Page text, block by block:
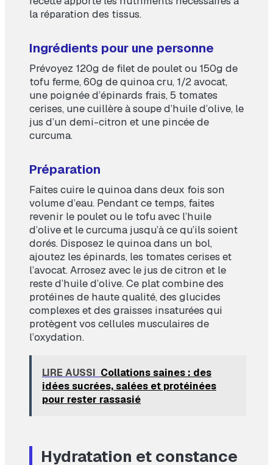
la réparation des tissus.
Ingrédients pour une personne
Prévoyez 120g de filet de poulet ou 150g de
tofu ferme, 60g de quinoa cru, 1/2 avocat,
une poignée d’épinards frais, 5 tomates
cerises, une cuillère à soupe d’huile d’olive, le
jus d’un demi-citron et une pincée de
curcuma.
Préparation
Faites cuire le quinoa dans deux fois son
volume d’eau. Pendant ce temps, faites
revenir le poulet ou le tofu avec l’huile
d’olive et le curcuma jusqu’à ce qu’ils soient
dorés. Disposez le quinoa dans un bol,
ajoutez les épinards, les tomates cerises et
l’avocat. Arrosez avec le jus de citron et le
reste d’huile d’olive. Ce plat combine des
protéines de haute qualité, des glucides
complexes et des graisses insaturées qui
protègent vos cellules musculaires de
l’oxydation.
LIRE AUSSI Collations saines : des
idées sucrées, salées et protéinées
pour rester rassasié
Hydratation et constance